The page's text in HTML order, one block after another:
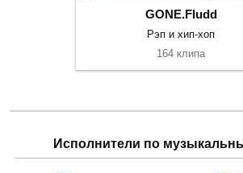
GONE.Fludd
Рэп и хип-хоп
164 клипа
Исполнители по